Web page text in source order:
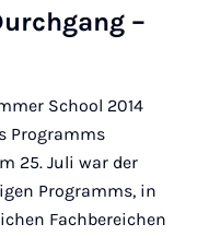
–
School 2014
Programms
25. Juli war der
Programms, in
Fachbereichen